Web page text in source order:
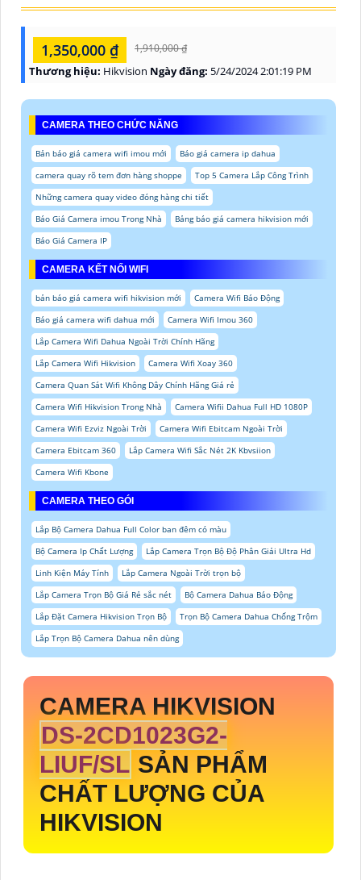
1,350,000 ₫ 1,910,000 ₫
Thương hiệu: Hikvision Ngày đăng: 5/24/2024 2:01:19 PM
CAMERA THEO CHỨC NĂNG
Bản báo giá camera wifi imou mới
Báo giá camera ip dahua
camera quay rõ tem đơn hàng shoppe
Top 5 Camera Lắp Công Trình
Những camera quay video đóng hàng chi tiết
Báo Giá Camera imou Trong Nhà
Bảng báo giá camera hikvision mới
Báo Giá Camera IP
CAMERA KẾT NỐI WIFI
bản báo giá camera wifi hikvision mới
Camera Wifi Báo Động
Báo giá camera wifi dahua mới
Camera Wifi Imou 360
Lắp Camera Wifi Dahua Ngoài Trời Chính Hãng
Lắp Camera Wifi Hikvision
Camera Wifi Xoay 360
Camera Quan Sát Wifi Không Dây Chính Hãng Giá rẻ
Camera Wifi Hikvision Trong Nhà
Camera Wifii Dahua Full HD 1080P
Camera Wifi Ezviz Ngoài Trời
Camera Wifi Ebitcam Ngoài Trời
Camera Ebitcam 360
Lắp Camera Wifi Sắc Nét 2K Kbvsiion
Camera Wifi Kbone
CAMERA THEO GÓI
Lắp Bộ Camera Dahua Full Color ban đêm có màu
Bộ Camera Ip Chất Lượng
Lắp Camera Trọn Bộ Độ Phân Giải Ultra Hd
Linh Kiện Máy Tính
Lắp Camera Ngoài Trời trọn bộ
Lắp Camera Trọn Bộ Giá Rẻ sắc nét
Bộ Camera Dahua Báo Động
Lắp Đặt Camera Hikvision Trọn Bộ
Trọn Bộ Camera Dahua Chống Trộm
Lắp Trọn Bộ Camera Dahua nên dùng
CAMERA HIKVISION
DS-2CD1023G2-
LIUF/SL SẢN PHẨM
CHẤT LƯỢNG CỦA
HIKVISION